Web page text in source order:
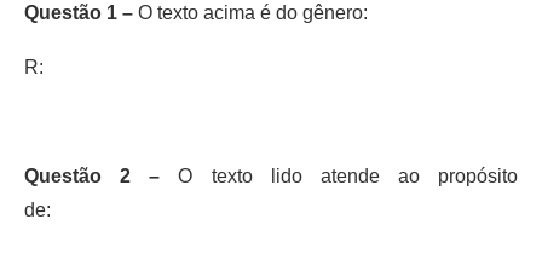
Questão 1 – O texto acima é do gênero:
R:
Questão 2 – O texto lido atende ao propósito
de: